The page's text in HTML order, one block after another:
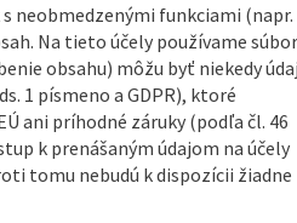
neobmedzenými funkciami (napr.
Na tieto účely používame
obsahu) môžu byť niekedy
1 písmeno a GDPR), ktoré
ani príhodné záruky (podľa čl. 46
k prenášaným údajom na účely
tomu nebudú k dispozícii žiadne